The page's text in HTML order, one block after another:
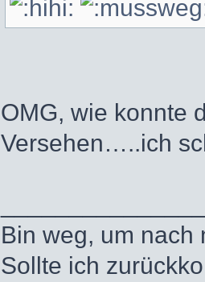
OMG, wie konnte
Versehen…..ich
Bin weg, um nach
Sollte ich